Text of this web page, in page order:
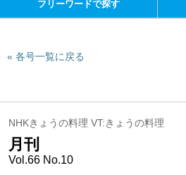
フリーワードで探す
各号一覧に戻る
NHKきょうの料理 VT:きょうの料理
月刊
Vol.66 No.10